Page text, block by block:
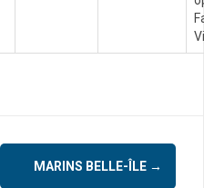
MARINS BELLE-ÎLE →